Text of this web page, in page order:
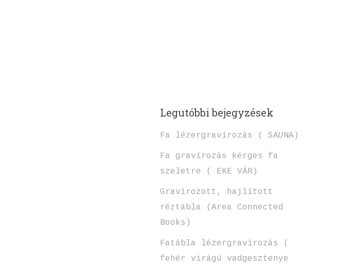
Legutóbbi bejegyzések
Fa lézergravírozás ( SAUNA)
Fa gravírozás kérges fa
szeletre ( EKE VÁR)
Gravírozott, hajlított
réztábla (Area Connected
Books)
Fatábla lézergravírozás (
fehér virágú vadgesztenye